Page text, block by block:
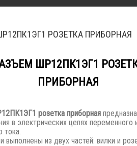
РОЗЕТКА ПРИБОРНАЯ
ШР12ПК1ЭГ1
ПРИБОРНАЯ
розетка приборная
в электрических цепях переменного
тока.
выполнены из двух частей: вилки и